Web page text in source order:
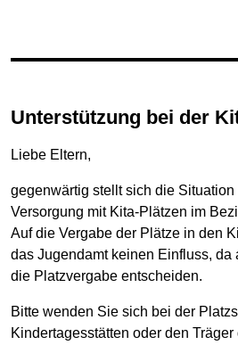
Unterstützung bei der
Liebe Eltern,
gegenwärtig stellt sich die
Versorgung mit Kita-Plätzen im
Auf die Vergabe der Plätze in den
das Jugendamt keinen Einfluss, da
die Platzvergabe entscheiden.
Bitte wenden Sie sich bei der
Kindertagesstätten oder den